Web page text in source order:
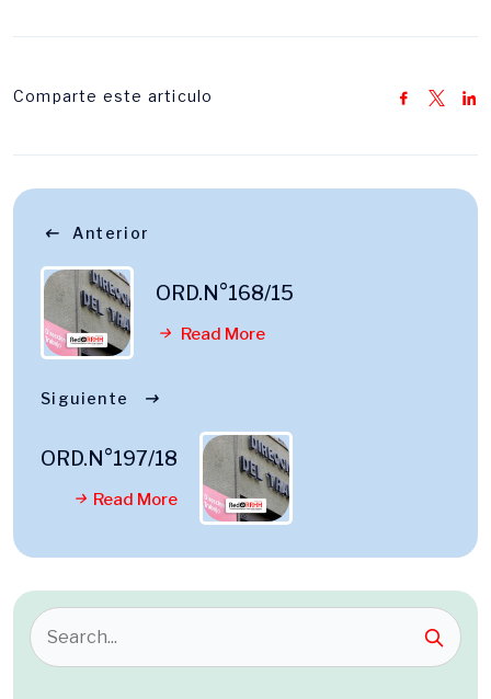
Comparte este articulo
Anterior
ORD.N°168/15
Read More
Siguiente
ORD.N°197/18
Read More